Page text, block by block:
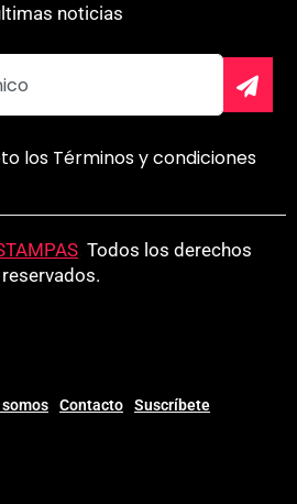
noticias
los Términos y condiciones
Todos los derechos
reservados.
Contacto Suscríbete